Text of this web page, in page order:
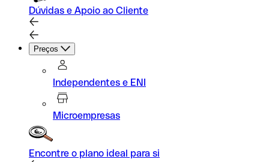
Dúvidas e Apoio ao Cliente
Preços
Independentes e ENI
Microempresas
Encontre o plano ideal para si